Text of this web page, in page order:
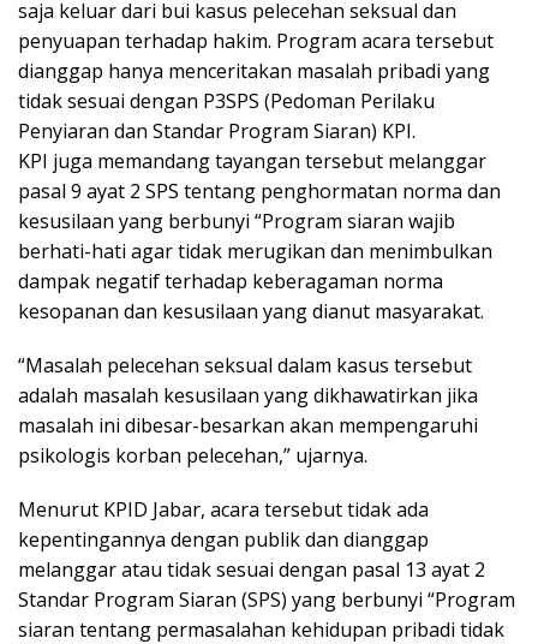
saja keluar dari bui kasus pelecehan seksual dan
penyuapan terhadap hakim. Program acara tersebut
dianggap hanya menceritakan masalah pribadi yang
tidak sesuai dengan P3SPS (Pedoman Perilaku
Penyiaran dan Standar Program Siaran) KPI.
KPI juga memandang tayangan tersebut melanggar
pasal 9 ayat 2 SPS tentang penghormatan norma dan
kesusilaan yang berbunyi “Program siaran wajib
berhati-hati agar tidak merugikan dan menimbulkan
dampak negatif terhadap keberagaman norma
kesopanan dan kesusilaan yang dianut masyarakat.
“Masalah pelecehan seksual dalam kasus tersebut
adalah masalah kesusilaan yang dikhawatirkan jika
masalah ini dibesar-besarkan akan mempengaruhi
psikologis korban pelecehan,” ujarnya.
Menurut KPID Jabar, acara tersebut tidak ada
kepentingannya dengan publik dan dianggap
melanggar atau tidak sesuai dengan pasal 13 ayat 2
Standar Program Siaran (SPS) yang berbunyi “Program
siaran tentang permasalahan kehidupan pribadi tidak